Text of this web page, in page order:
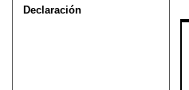
Declaración